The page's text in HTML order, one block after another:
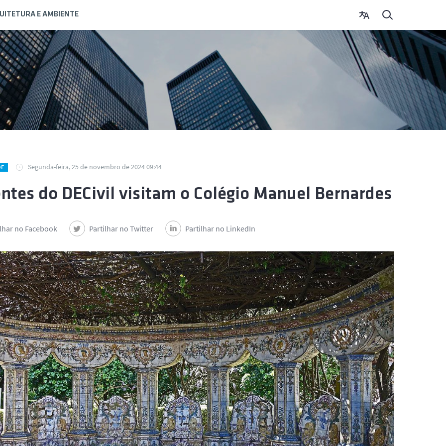
E AMBIENTE
Segunda-feira, 25 de novembro de 2024 09:44
do DECivil visitam o Colégio Manuel Bernardes
no Facebook Partilhar no Twitter Partilhar no LinkedIn